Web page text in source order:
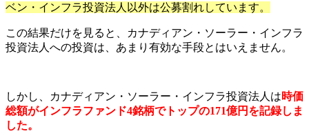
ベン・インフラ投資法人以外は公募割れしています。
この結果だけを見ると、カナディアン・ソーラー・インフラ
投資法人への投資は、あまり有効な手段とはいえません。
しかし、カナディアン・ソーラー・インフラ投資法人は時価
総額がインフラファンド4銘柄でトップの171億円を記録しま
した。